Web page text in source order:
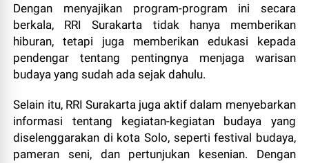
Dengan menyajikan program-program ini secara
berkala, RRI Surakarta tidak hanya memberikan
hiburan, tetapi juga memberikan edukasi kepada
pendengar tentang pentingnya menjaga warisan
budaya yang sudah ada sejak dahulu.
Selain itu, RRI Surakarta juga aktif dalam menyebarkan
informasi tentang kegiatan-kegiatan budaya yang
diselenggarakan di kota Solo, seperti festival budaya,
pameran seni, dan pertunjukan kesenian. Dengan